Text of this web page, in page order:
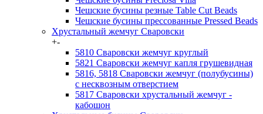
Чешские бусины резные Table Cut Beads
Чешские бусины прессованные Pressed Beads
Хрустальный жемчуг Сваровски
+-
5810 Сваровски жемчуг круглый
5821 Сваровски жемчуг капля грушевидная
5816, 5818 Сваровски жемчуг (полубусины)
с несквозным отверстием
5817 Сваровски хрустальный жемчуг -
кабошон